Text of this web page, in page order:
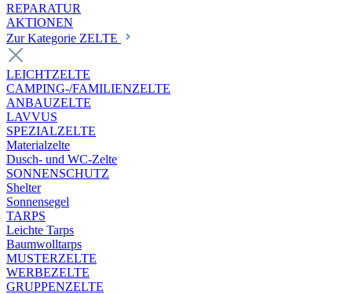
REPARATUR
AKTIONEN
Zur Kategorie ZELTE
LEICHTZELTE
CAMPING-/FAMILIENZELTE
ANBAUZELTE
LAVVUS
SPEZIALZELTE
Materialzelte
Dusch- und WC-Zelte
SONNENSCHUTZ
Shelter
Sonnensegel
TARPS
Leichte Tarps
Baumwolltarps
MUSTERZELTE
WERBEZELTE
GRUPPENZELTE